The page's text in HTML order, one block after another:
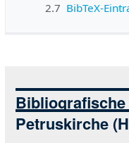
2.7 BibTeX-
Petruskirche